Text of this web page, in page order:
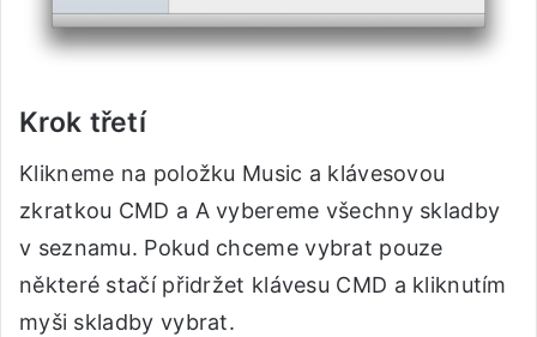
Krok třetí
Klikneme na položku Music a klávesovou
zkratkou CMD a A vybereme všechny skladby
v seznamu. Pokud chceme vybrat pouze
některé stačí přidržet klávesu CMD a kliknutím
myši skladby vybrat.